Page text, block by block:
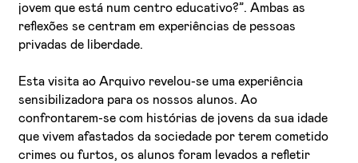
jovem que está num centro educativo?”. Ambas as
reflexões se centram em experiências de pessoas
privadas de liberdade.
Esta visita ao Arquivo revelou-se uma experiência
sensibilizadora para os nossos alunos. Ao
confrontarem-se com histórias de jovens da sua idade
que vivem afastados da sociedade por terem cometido
crimes ou furtos, os alunos foram levados a refletir